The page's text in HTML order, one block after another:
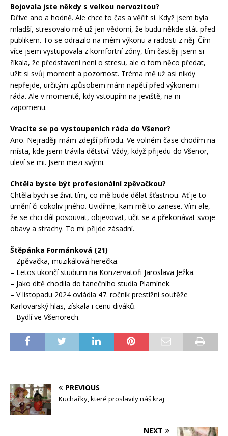
Bojovala jste někdy s velkou nervozitou?
Dříve ano a hodně. Ale chce to čas a věřit si. Když jsem byla
mladší, stresovalo mě už jen vědomí, že budu někde stát před
publikem. To se odrazilo na mém výkonu a radosti z něj. Čím
více jsem vystupovala z komfortní zóny, tím častěji jsem si
říkala, že představení není o stresu, ale o tom něco předat,
užít si svůj moment a pozornost. Tréma mě už asi nikdy
nepřejde, určitým způsobem mám napětí před výkonem i
ráda. Ale v momentě, kdy vstoupím na jeviště, na ni
zapomenu.
Vracíte se po vystoupeních ráda do Všenor?
Ano. Nejraději mám zdejší přírodu. Ve volném čase chodím na
místa, kde jsem trávila dětství. Vždy, když přijedu do Všenor,
uleví se mi. Jsem mezi svými.
Chtěla byste být profesionální zpěvačkou?
Chtěla bych se živit tím, co mě bude dělat šťastnou. Ať je to
umění či cokoliv jiného. Uvidíme, kam mě to zanese. Vím ale,
že se chci dál posouvat, objevovat, učit se a překonávat svoje
obavy a strachy. To mi přijde zásadní.
Štěpánka Formánková (21)
– Zpěvačka, muzikálová herečka.
– Letos ukončí studium na Konzervatoři Jaroslava Ježka.
– Jako dítě chodila do tanečního studia Plamínek.
– V listopadu 2024 ovládla 47. ročník prestižní soutěže
Karlovarský hlas, získala i cenu diváků.
– Bydlí ve Všenorech.
PREVIOUS
Kuchařky, které proslavily náš kraj
NEXT